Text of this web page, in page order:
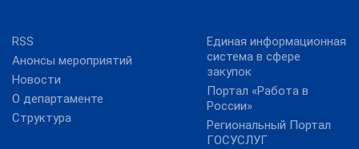
RSS
Анонсы мероприятий
Новости
О департаменте
Структура
Единая информационная
система в сфере
закупок
Портал «Работа в
России»
Региональный Портал
ГОСУСЛУГ